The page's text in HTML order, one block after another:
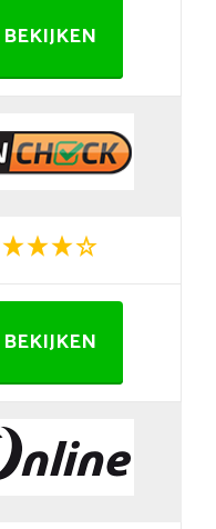
BEKIJKEN
BEKIJKEN